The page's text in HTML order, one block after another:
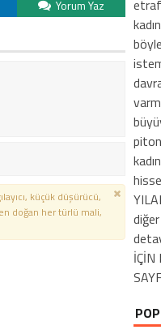
Yorum Yaz
küçük düşürücü,
doğan her türlü mali,
İÇİN